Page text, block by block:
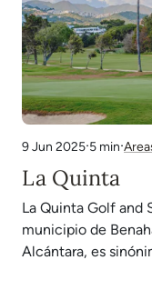
9 Jun 2025·5 min·
La Quinta
La Quinta Golf and
municipio de
Alcántara, es